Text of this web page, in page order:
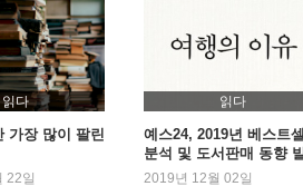
아프다
를 구별하는 법
사연
밀려나는 사람들
피는 위로라는 꽃
리를 위한 결혼
읽다
가장 많이 팔린
22일
읽다
예스24, 2019년 베스트
분석 및 도서판매 동향
2019년 12월 02일